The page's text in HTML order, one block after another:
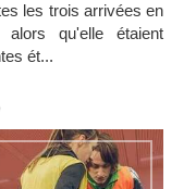
les trois arrivées en
qu'elle étaient
ét...